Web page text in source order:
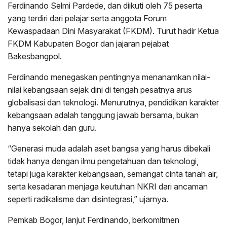
Ferdinando Selmi Pardede, dan diikuti oleh 75 peserta
yang terdiri dari pelajar serta anggota Forum
Kewaspadaan Dini Masyarakat (FKDM). Turut hadir Ketua
FKDM Kabupaten Bogor dan jajaran pejabat
Bakesbangpol.
Ferdinando menegaskan pentingnya menanamkan nilai-
nilai kebangsaan sejak dini di tengah pesatnya arus
globalisasi dan teknologi. Menurutnya, pendidikan karakter
kebangsaan adalah tanggung jawab bersama, bukan
hanya sekolah dan guru.
“Generasi muda adalah aset bangsa yang harus dibekali
tidak hanya dengan ilmu pengetahuan dan teknologi,
tetapi juga karakter kebangsaan, semangat cinta tanah air,
serta kesadaran menjaga keutuhan NKRI dari ancaman
seperti radikalisme dan disintegrasi,” ujarnya.
Pemkab Bogor, lanjut Ferdinando, berkomitmen